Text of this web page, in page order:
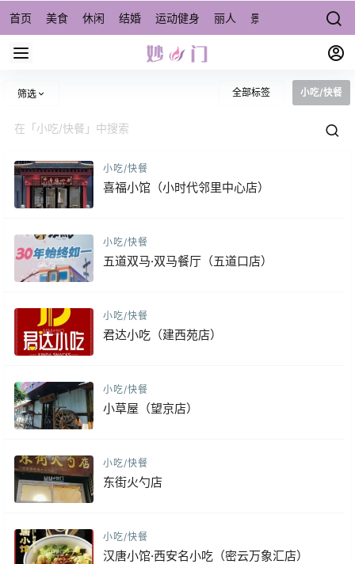
首页 美食 休闲 结婚 运动健身 丽人 景点/周边游 宠物
筛选 全部标签 小吃/快餐
小吃/快餐
喜福小馆（小时代邻里中心店）
小吃/快餐
五道双马·双马餐厅（五道口店）
小吃/快餐
君达小吃（建西苑店）
小吃/快餐
小草屋（望京店）
小吃/快餐
东街火勺店
小吃/快餐
汉唐小馆·西安名小吃（密云万象汇店）